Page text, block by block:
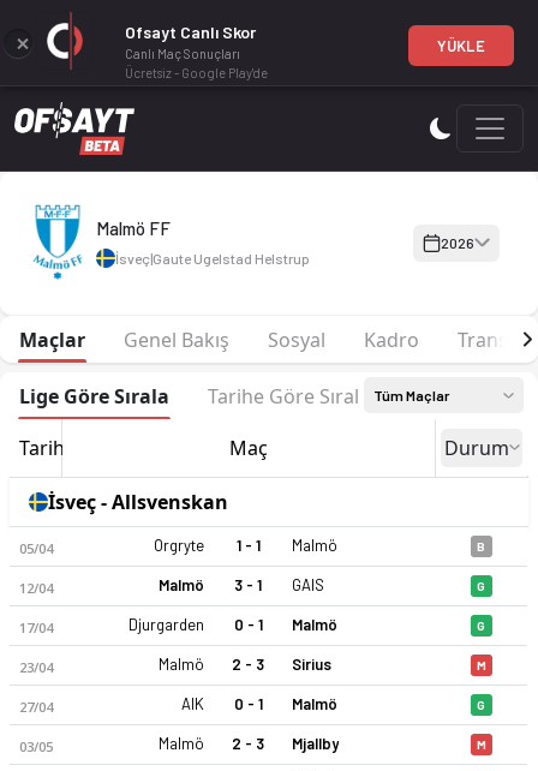
Malmö FF 2026 sezonu | Allsvenskan'de 5. sırada, 23
Malmö FF
İsveç|Gaute Ugelstad Helstrup
2026
Maçlar Genel Bakış Sosyal Kadro
Lige Göre Sırala Tarihe Göre Sırala Tüm Maçlar
Tarih Maç Durum
İsveç - Allsvenskan
05/04 Orgryte 1 - 1 Malmö B
12/04 Malmö 3 - 1 GAIS G
17/04 Djurgarden 0 - 1 Malmö G
23/04 Malmö 2 - 3 Sirius M
27/04 AIK 0 - 1 Malmö G
03/05 Malmö 2 - 3 Mjallby M
Ofsayt Canlı Skor
Canlı Maç Sonuçları
Ücretsiz - Google Play'de
YÜKLE